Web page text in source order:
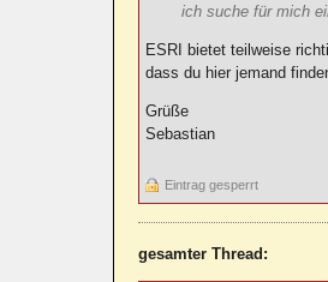
ich suche für mich
ESRI bietet teilweise
dass du hier jemand
Grüße
Sebastian
Eintrag gesperrt
gesamter Thread: